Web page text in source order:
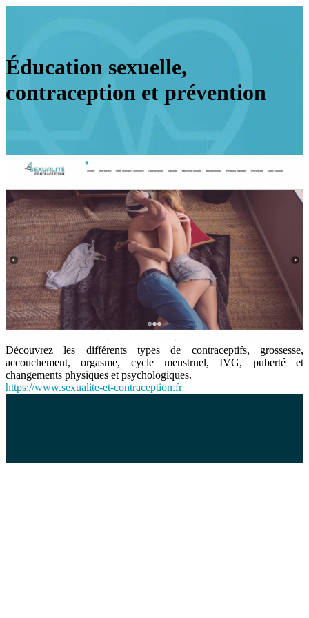
Éducation sexuelle,
contraception et prévention
Découvrez les différents types de contraceptifs, grossesse,
accouchement, orgasme, cycle menstruel, IVG, puberté et
changements physiques et psychologiques.
https://www.sexualite-et-contraception.fr